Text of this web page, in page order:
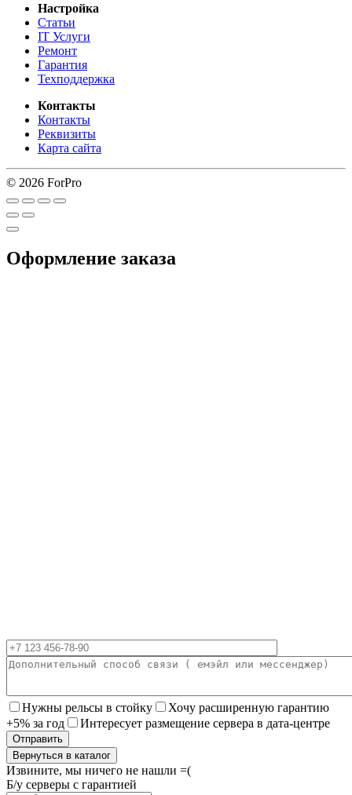
Настройка
Статьи
IT Услуги
Ремонт
Гарантия
Техподдержка
Контакты
Контакты
Реквизиты
Карта сайта
© 2026 ForPro
Оформление заказа
Нужны рельсы в стойку
Хочу расширенную гарантию
+5% за год
Интересует размещение сервера в дата-центре
Вернуться в каталог
Извините, мы ничего не нашли =(
Б/у серверы с гарантией